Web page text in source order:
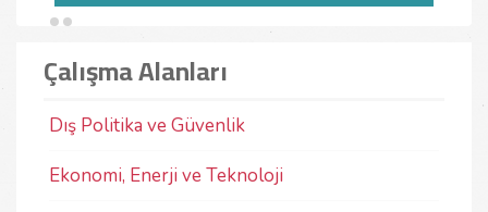
DIŞ POLITIKA VE GÜVENLIK ARAŞTIRMALARI MERKEZI
“Cumhuriyetin 100. Yılı” dizisi içinde yer alan bu
kitap, Cumhuriyet döneminde uygulanan dış politika
değerlendirmelerden oluşmaktadır.
DIŞ
Çalışma Alanları
Dış Politika ve Güvenlik
Ekonomi, Enerji ve Teknoloji